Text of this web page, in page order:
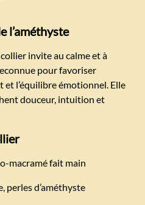
l’améthyste
invite au calme et à
pour favoriser
et l’équilibre émotionnel. Elle
douceur, intuition et
macramé fait main
perles d’améthyste